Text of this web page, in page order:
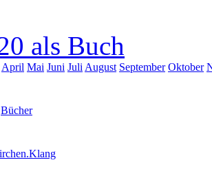
als Buch
April Mai Juni Juli August September Oktober
Bücher